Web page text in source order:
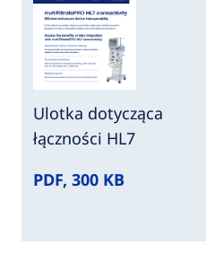
Ulotka dotycząca
łączności HL7
PDF, 300 KB